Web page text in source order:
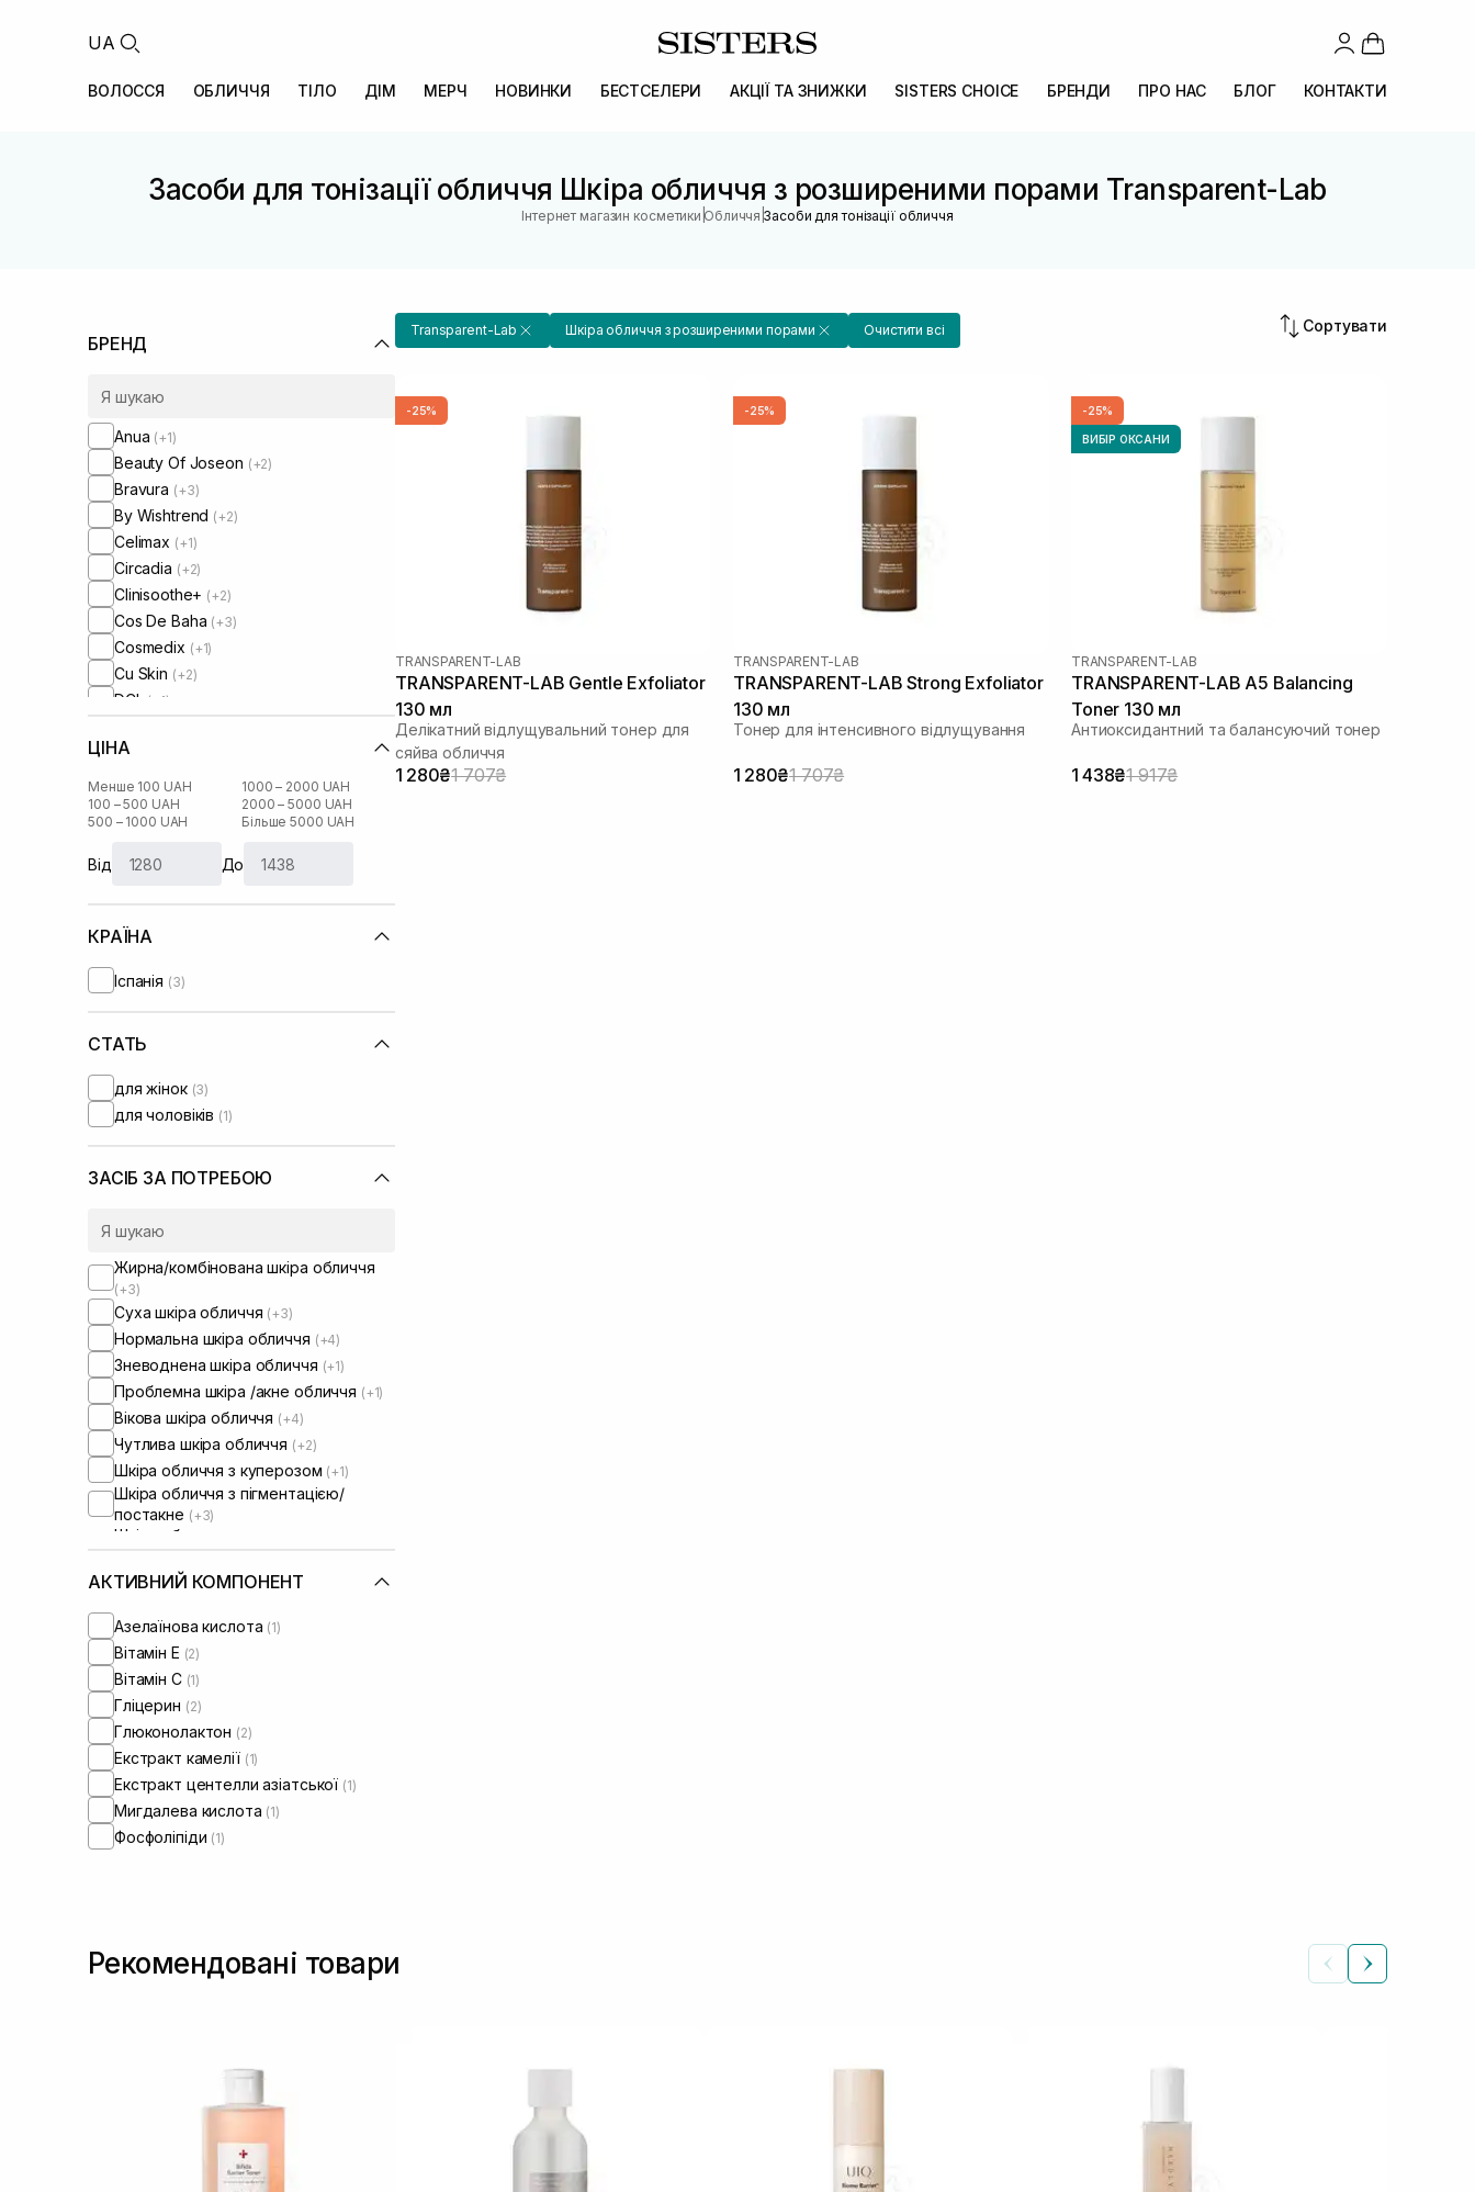
UA
ВОЛОССЯ ОБЛИЧЧЯ ТІЛО ДІМ МЕРЧ НОВИНКИ БЕСТСЕЛЕРИ АКЦІЇ ТА ЗНИЖКИ SISTERS CHOICE БРЕНДИ ПРО НАС БЛОГ КОНТАКТИ
Засоби для тонізації обличчя Шкіра обличчя з розширеними порами Transparent-Lab
Інтернет магазин косметики |Обличчя |Засоби для тонізації обличчя
БРЕНД
Anua (+1)
Beauty Of Joseon (+2)
Bravura (+3)
By Wishtrend (+2)
Celimax (+1)
Circadia (+2)
Clinisoothe+ (+2)
Cos De Baha (+3)
Cosmedix (+1)
Cu Skin (+2)
DCL (+1)
Dr. Althea
Dr. Ceuracle
Geek and Gorgeous(+1)
I'm From(+6)
IS Clinical
Lalarecipe
Manyo Factory
Needly(+5)
Question and Answer(+1)
Transparent-Lab
ЦІНА
Менше 100 UAH
100 – 500 UAH
500 – 1000 UAH
1000 – 2000 UAH
2000 – 5000 UAH
Більше 5000 UAH
Від До
КРАЇНА
Іспанія (3)
СТАТЬ
для жінок (3)
для чоловіків (1)
ЗАСІБ ЗА ПОТРЕБОЮ
Жирна/комбінована шкіра обличчя
(+3)
Суха шкіра обличчя (+3)
Нормальна шкіра обличчя (+4)
Зневоднена шкіра обличчя (+1)
Проблемна шкіра /акне обличчя (+1)
Вікова шкіра обличчя (+4)
Чутлива шкіра обличчя (+2)
Шкіра обличчя з куперозом (+1)
Шкіра обличчя з пігментацією/
постакне (+3)
Шкіра обличчя з розширеними
порами
Шкіра обличчя з порушеним
Шкіра обличчя з порушеним
АКТИВНИЙ КОМПОНЕНТ
Азелаїнова кислота (1)
Вітамін Е (2)
Вітамін C (1)
Гліцерин (2)
Глюконолактон (2)
Екстракт камелії (1)
Екстракт центелли азіатської (1)
Мигдалева кислота (1)
Фосфоліпіди (1)
Transparent-Lab Шкіра обличчя з розширеними порами Очистити всі Сортувати
-25%
TRANSPARENT-LAB
TRANSPARENT-LAB Gentle Exfoliator
130 мл
Делікатний відлущувальний тонер для
сяйва обличчя
1 280₴1 707₴
-25%
TRANSPARENT-LAB
TRANSPARENT-LAB Strong Exfoliator
130 мл
Тонер для інтенсивного відлущування
1 280₴1 707₴
-25%
ВИБІР ОКСАНИ
TRANSPARENT-LAB
TRANSPARENT-LAB A5 Balancing
Toner 130 мл
Антиоксидантний та балансуючий тонер
1 438₴1 917₴
Рекомендовані товари